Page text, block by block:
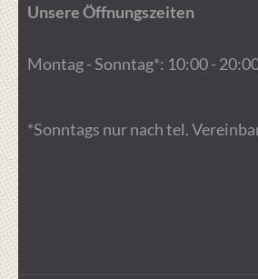
Unsere Öffnungszeiten
Montag - Sonntag*: 10:00 -
*Sonntags nur nach tel.